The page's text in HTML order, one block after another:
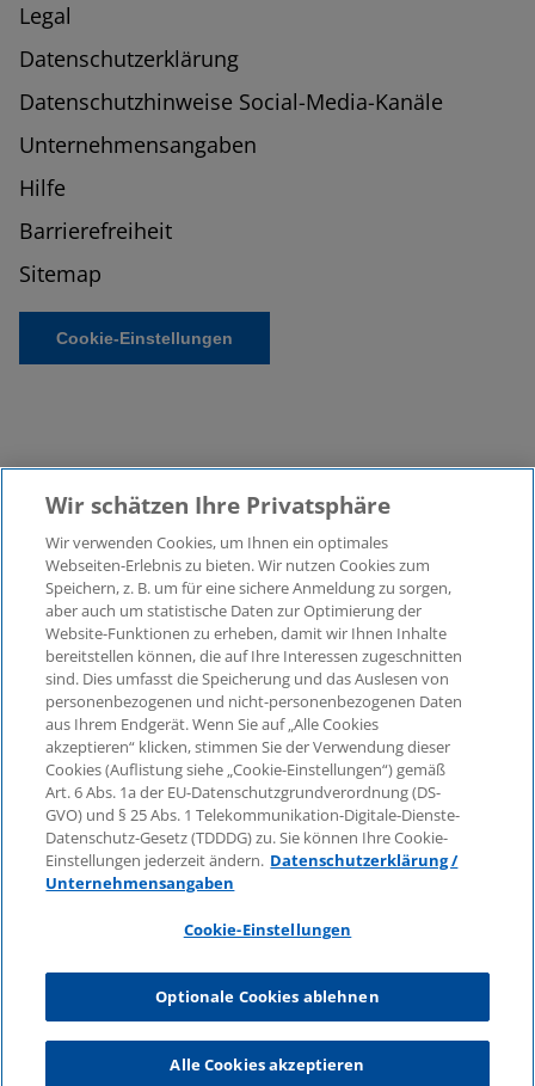
Legal
Datenschutzerklärung
Datenschutzhinweise Social-Media-Kanäle
Unternehmensangaben
Hilfe
Barrierefreiheit
Sitemap
Cookie-Einstellungen
©2026 KPMG Law Rechtsanwaltsgesellschaft mbH,
assoziiert mit der KPMG AG
Wirtschaftsprüfungsgesellschaft, einer
Aktiengesellschaft nach deutschem Recht und ein
Mitglied der globalen KPMG-Organisation
unabhängiger Mitgliedsfirmen, die KPMG International
Limited, einer Private English Company Limited by
Guarantee, angeschlossen sind. Alle Rechte
vorbehalten. Für weitere Einzelheiten über die Struktur
der globalen Organisation von KPMG besuchen Sie
bittehttps://home.kpmg/governance.
KPMG International erbringt keine Dienstleistungen für
Kunden. Keine Mitgliedsfirma ist befugt, KPMG
International oder eine andere Mitgliedsfirma
binden, ebenso wie KPMG International nicht
autorisiert ist, andere Mitgliedsfirmen zu verpflichten
Wir schätzen Ihre Privatsphäre
Wir verwenden Cookies, um Ihnen ein optimales
Webseiten-Erlebnis zu bieten. Wir nutzen Cookies zum
Speichern, z. B. um für eine sichere Anmeldung zu sorgen,
aber auch um statistische Daten zur Optimierung der
Website-Funktionen zu erheben, damit wir Ihnen Inhalte
bereitstellen können, die auf Ihre Interessen zugeschnitten
sind. Dies umfasst die Speicherung und das Auslesen von
personenbezogenen und nicht-personenbezogenen Daten
aus Ihrem Endgerät. Wenn Sie auf „Alle Cookies
akzeptieren“ klicken, stimmen Sie der Verwendung dieser
Cookies (Auflistung siehe „Cookie-Einstellungen“) gemäß
Art. 6 Abs. 1a der EU-Datenschutzgrundverordnung (DS-
GVO) und § 25 Abs. 1 Telekommunikation-Digitale-Dienste-
Datenschutz-Gesetz (TDDDG) zu. Sie können Ihre Cookie-
Einstellungen jederzeit ändern. Datenschutzerklärung /
Unternehmensangaben
Cookie-Einstellungen
Optionale Cookies ablehnen
Alle Cookies akzeptieren